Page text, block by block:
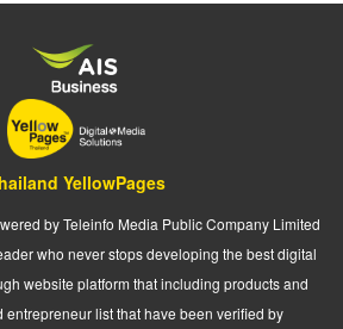
YellowPages
by Teleinfo Media Public Company Limited
who never stops developing the best digital
website platform that including products and
entrepreneur list that have been verified by